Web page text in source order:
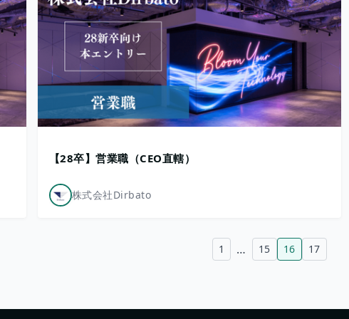
【28卒】営業職（CEO直轄）
株式会社Dirbato
1 … 15 16 17